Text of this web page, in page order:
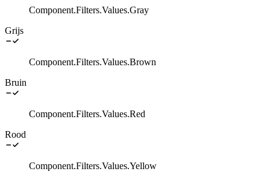
Component.Filters.Values.Gray
Grijs
Component.Filters.Values.Brown
Bruin
Component.Filters.Values.Red
Rood
Component.Filters.Values.Yellow